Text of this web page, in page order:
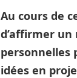
Au cours de
d’affirmer un
personnelles
idées en